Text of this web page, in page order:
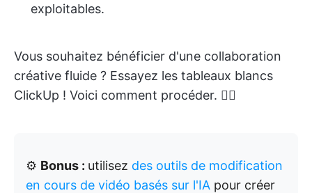
exploitables.
Vous souhaitez bénéficier d'une collaboration
créative fluide ? Essayez les tableaux blancs
ClickUp ! Voici comment procéder. 👇🏼
⚙️ Bonus : utilisez des outils de modification
en cours de vidéo basés sur l'IA pour créer